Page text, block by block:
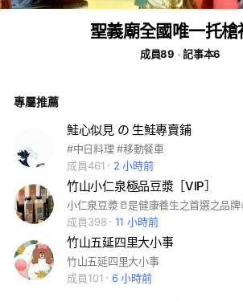
聖義廟全國唯一托槍
成員89 記事本6
專屬推薦
鮭心似見 の 生鮭專賣鋪
#中日料理 #移動餐車
成員461
2 小時前
竹山小仁泉極品豆漿［VIP］
成員398
11 小時前
竹山五延四里大小事
竹山五延四里大小事
成員101
6 小時前